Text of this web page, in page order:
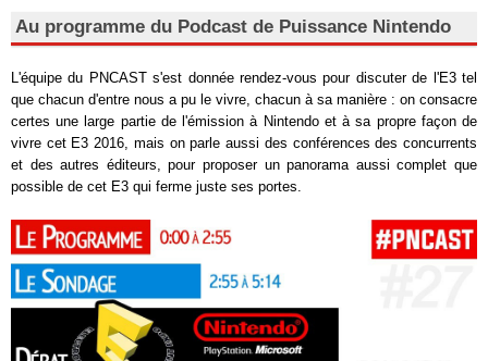
Au programme du Podcast de Puissance Nintendo
L'équipe du PNCAST s'est donnée rendez-vous pour discuter de l'E3 tel
que chacun d'entre nous a pu le vivre, chacun à sa manière : on consacre
certes une large partie de l'émission à Nintendo et à sa propre façon de
vivre cet E3 2016, mais on parle aussi des conférences des concurrents
et des autres éditeurs, pour proposer un panorama aussi complet que
possible de cet E3 qui ferme juste ses portes.